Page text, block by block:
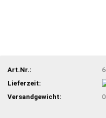
Art.Nr.:
Lieferzeit:
Versandgewicht: